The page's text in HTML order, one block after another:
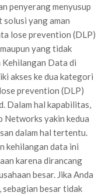
penyerang menyusup
solusi yang aman
lose prevention (DLP)
yang tidak
Kehilangan Data di
akses ke dua kategori
prevention (DLP)
Dalam hal kapabilitas,
Networks yakin kedua
dalam hal tertentu.
kehilangan data ini
karena dirancang
besar. Jika Anda
besar tidak